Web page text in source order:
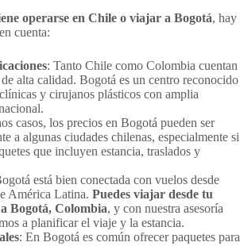
operarse en Chile o viajar a Bogotá, hay
cuenta:
: Tanto Chile como Colombia cuentan
alta calidad. Bogotá es un centro reconocido
y cirujanos plásticos con amplia
casos, los precios en Bogotá pueden ser
a algunas ciudades chilenas, especialmente si
que incluyen estancia, traslados y
está bien conectada con vuelos desde
América Latina. Puedes viajar desde tu
Bogotá, Colombia, y con nuestra asesoría
a planificar el viaje y la estancia.
: En Bogotá es común ofrecer paquetes para